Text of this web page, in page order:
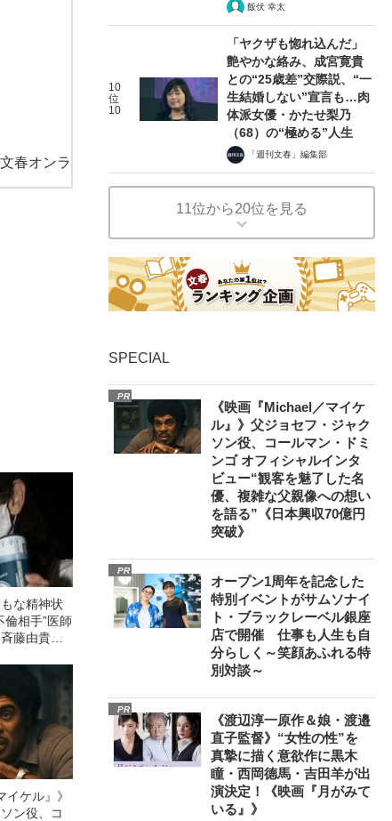
春オンラ
な精神状
倫相手”医師
藤由貴
イケル』》
ン役、コ
飯伏 幸太
10
位
10
「ヤクザも惚れ込んだ」
艶やかな絡み、成宮寛貴
との“25歳差”交際説、“一
生結婚しない”宣言も…肉
体派女優・かたせ梨乃
（68）の“極める”人生
「週刊文春」編集部
11位から20位を見る
SPECIAL
PR
《映画『Michael／マイケ
ル』》父ジョセフ・ジャク
ソン役、コールマン・ドミ
ンゴ オフィシャルインタ
ビュー“観客を魅了した名
優、複雑な父親像への想い
を語る”《日本興収70億円
突破》
PR
オープン1周年を記念した
特別イベントがサムソナイ
ト・ブラックレーベル銀座
店で開催 仕事も人生も自
分らしく～笑顔あふれる特
別対談～
PR
《渡辺淳一原作＆娘・渡邉
直子監督》“女性の性”を
真摯に描く意欲作に黒木
瞳・西岡德馬・吉田羊が出
演決定！《映画『月がみて
いる』》